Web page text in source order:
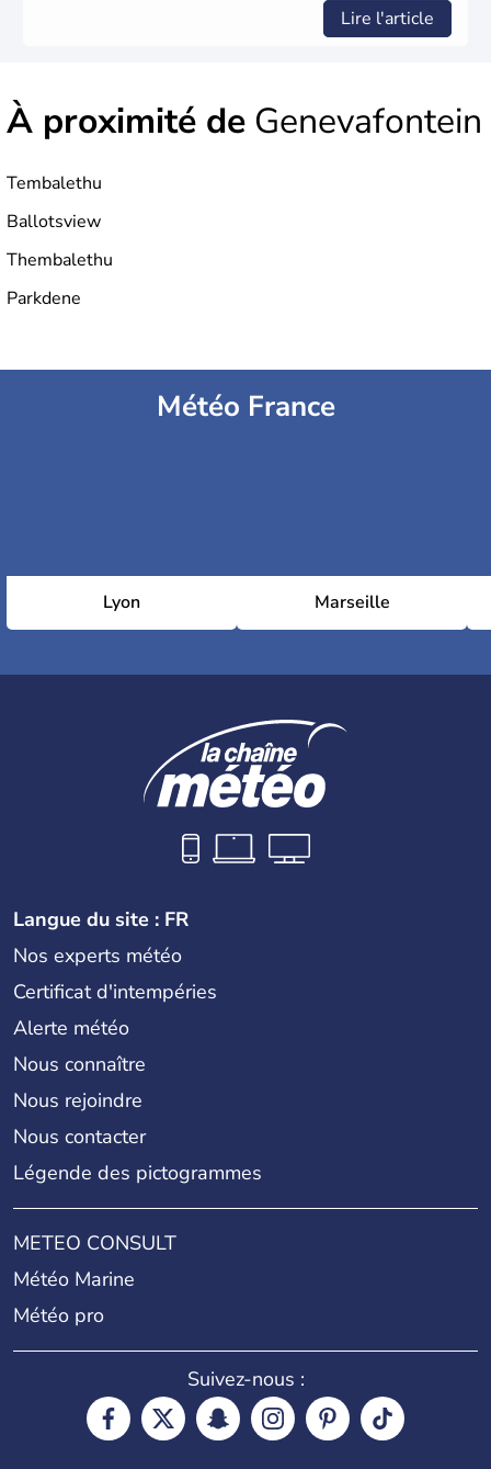
Lire l'article
À proximité de Genevafontein
Tembalethu
Ballotsview
Thembalethu
Parkdene
Météo France
Lyon Marseille
Langue du site : FR
Nos experts météo
Certificat d'intempéries
Alerte météo
Nous connaître
Nous rejoindre
Nous contacter
Légende des pictogrammes
METEO CONSULT
Météo Marine
Météo pro
Suivez-nous :